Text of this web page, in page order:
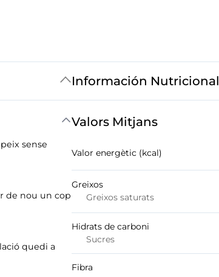
sense
de nou un cop
quedi a
Información Nutricional
Valors Mitjans
Valor energètic (kcal)
Greixos
Greixos saturats
Hidrats de carboni
Sucres
Fibra